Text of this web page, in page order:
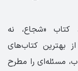
کتاب «شجاع، نه
یکی از بهترین کتاب‌های
مسئله‌ای را مطرح